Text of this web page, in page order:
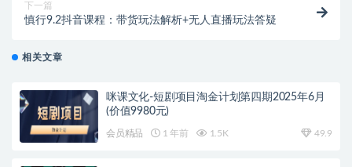
下一篇
慎行9.2抖音课程：带货玩法解析+无人直播玩法答疑
相关文章
咪课文化-短剧项目淘金计划第四期2025年6月
(价值9980元)
会员精品 1 年前 1.5K 49.9